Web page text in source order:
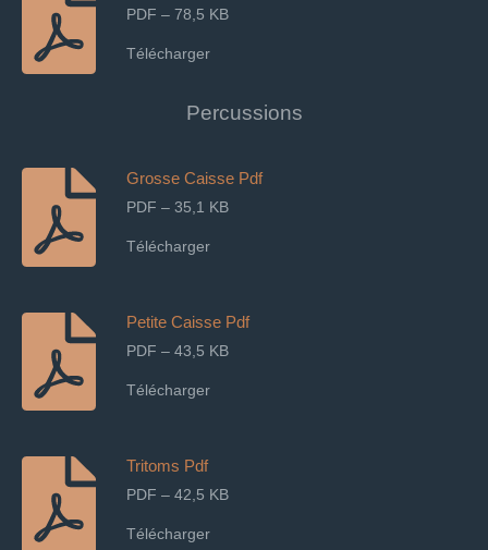
PDF – 78,5 KB
Télécharger
Percussions
Grosse Caisse Pdf
PDF – 35,1 KB
Télécharger
Petite Caisse Pdf
PDF – 43,5 KB
Télécharger
Tritoms Pdf
PDF – 42,5 KB
Télécharger